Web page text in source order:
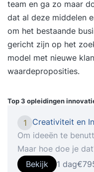
team en ga zo maar
dat al deze middelen
om het bestaande
gericht zijn op het
model met nieuwe
waardeproposities.
Top 3 opleidingen
1
Creativiteit en
Om ideeën te
Maar hoe doe je
uitbreiden, een
Bekijk 1 dag